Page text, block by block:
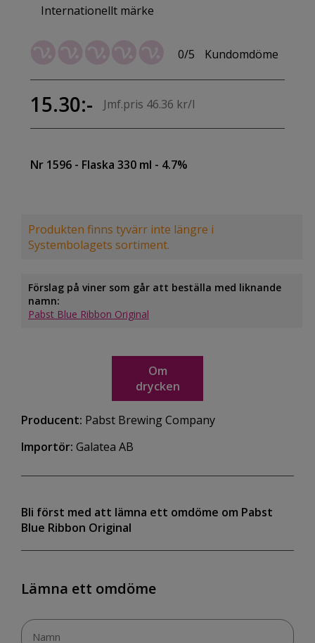
Internationellt märke
0/5 Kundomdöme
15.30:- Jmf.pris 46.36 kr/l
Nr 1596 - Flaska 330 ml - 4.7%
Produkten finns tyvärr inte längre i
Systembolagets sortiment.
Förslag på viner som går att beställa med liknande
namn:
Pabst Blue Ribbon Original
Om
drycken
Producent: Pabst Brewing Company
Importör: Galatea AB
Bli först med att lämna ett omdöme om Pabst
Blue Ribbon Original
Lämna ett omdöme